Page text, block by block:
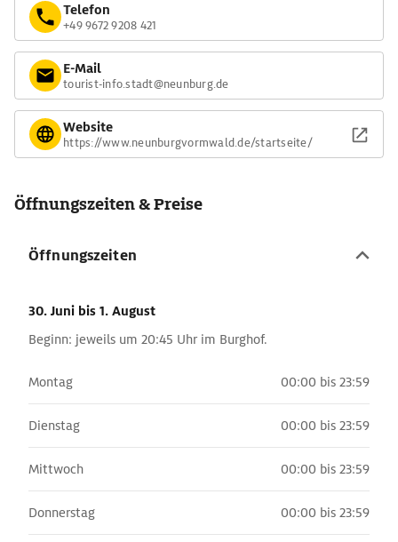
Telefon
+49 9672 9208 421
E-Mail
tourist-info.stadt@neunburg.de
Website
https://www.neunburgvormwald.de/startseite/
Öffnungszeiten & Preise
Öffnungszeiten
30. Juni bis 1. August
Beginn: jeweils um 20:45 Uhr im Burghof.
Montag 00:00 bis 23:59
Dienstag 00:00 bis 23:59
Mittwoch 00:00 bis 23:59
Donnerstag 00:00 bis 23:59